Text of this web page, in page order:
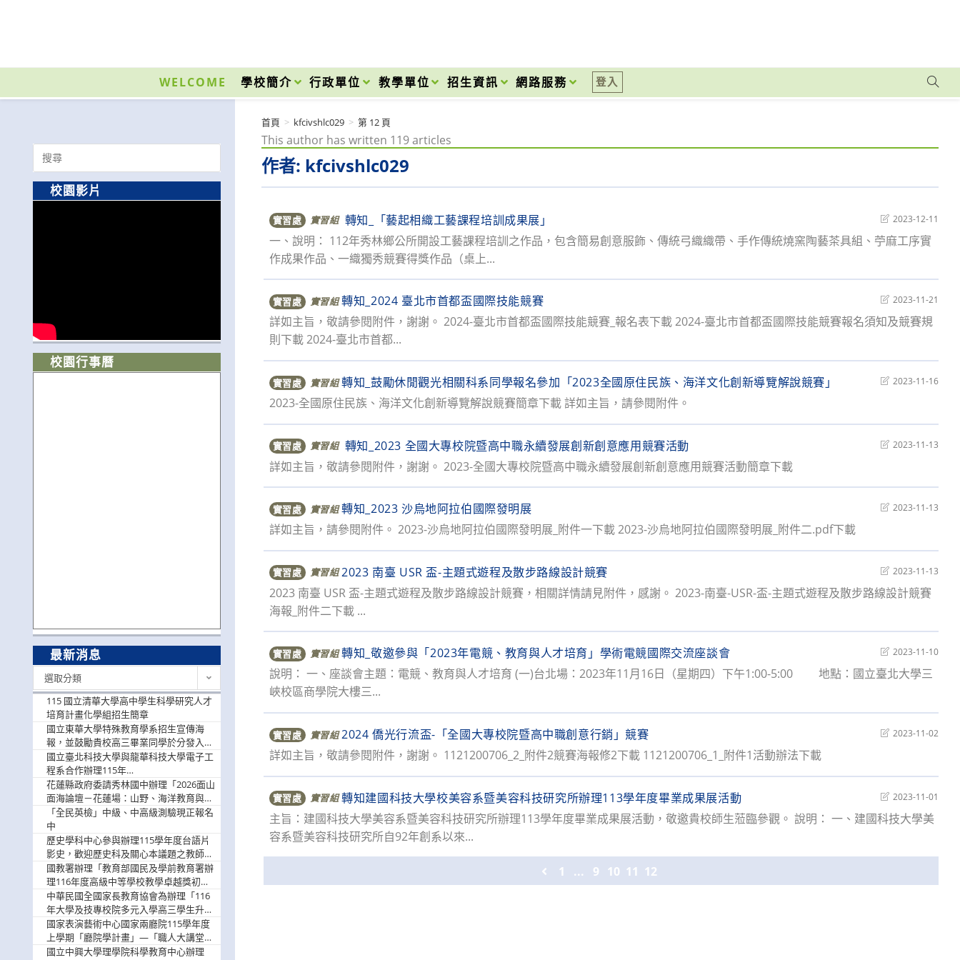
內
WELCOME 學校簡介 行政單位 教學單位 招生資訊 網路服務 登入
作者: kfcivshlc029
This author has written 119 articles
首頁 > kfcivshlc029 > 第 12 頁
實習處 實習組 轉知_「藝起相織工藝課程培訓成果展」
Post
last
2023-12-11
一、說明： 112年秀林鄉公所開設工藝課程培訓之作品，包含簡易創意服飾、傳統弓織織帶、手作傳統燒窯陶藝茶具組、苧麻工序實
作成果作品、一織獨秀競賽得獎作品（桌上...
實習處 實習組 轉知_2024 臺北市首都盃國際技能競賽
Post
last
2023-11-21
詳如主旨，敬請參閱附件，謝謝。 2024-臺北市首都盃國際技能競賽_報名表下載 2024-臺北市首都盃國際技能競賽報名須知及競賽規
則下載 2024-臺北市首都...
實習處 實習組 轉知_鼓勵休閒觀光相關科系同學報名參加「2023全國原住民族、海洋文化創新導覽解說競賽」
Post2023-11-16
2023-全國原住民族、海洋文化創新導覽解說競賽簡章下載 詳如主旨，請參閱附件。
實習處 實習組 轉知_2023 全國大專校院暨高中職永續發展創新創意應用競賽活動
Post2023-11-13
詳如主旨，敬請參閱附件，謝謝。 2023-全國大專校院暨高中職永續發展創新創意應用競賽活動簡章下載
實習處 實習組 轉知_2023 沙烏地阿拉伯國際發明展
Post2023-11-13
詳如主旨，請參閱附件。 2023-沙烏地阿拉伯國際發明展_附件一下載 2023-沙烏地阿拉伯國際發明展_附件二.pdf下載
實習處 實習組 2023 南臺 USR 盃-主題式遊程及散步路線設計競賽
Post
last
2023-11-13
2023 南臺 USR 盃-主題式遊程及散步路線設計競賽，相關詳情請見附件，感謝。 2023-南臺-USR-盃-主題式遊程及散步路線設計競賽
海報_附件二下載 ...
實習處 實習組 轉知_敬邀參與「2023年電競、教育與人才培育」學術電競國際交流座談會
Post
last
2023-11-10
說明： 一、座談會主題：電競、教育與人才培育 (一)台北場：2023年11月16日（星期四）下午1:00-5:00 地點：國立臺北大學三
峽校區商學院大樓三...
實習處 實習組 2024 僑光行流盃-「全國大專校院暨高中職創意行銷」競賽
Post2023-11-02
詳如主旨，敬請參閱附件，謝謝。 1121200706_2_附件2競賽海報修2下載 1121200706_1_附件1活動辦法下載
實習處 實習組 轉知建國科技大學校美容系暨美容科技研究所辦理113學年度畢業成果展活動
Post
last
2023-11-01
主旨：建國科技大學美容系暨美容科技研究所辦理113學年度畢業成果展活動，敬邀貴校師生蒞臨參觀。 說明： 一、建國科技大學美
容系暨美容科技研究所自92年創系以來...
Go to the previous page
1 ... 9 10 11 12
Search
for:
校園影片
校園行事曆
最新消息
選取分類
115 國立清華大學高中學生科學研究人才
培育計畫化學組招生簡章
國立東華大學特殊教育學系招生宣傳海
報，並鼓勵貴校高三畢業同學於分發入學
階段踴躍選填。
國立臺北科技大學與龍華科技大學電子工
程系合作辦理115年
「115.08.10~08.12「AI賦能應用於智慧半
導體研習營」，歡迎學生踴躍報名參加
花蓮縣政府委請秀林國中辦理「2026面山
面海論壇－花蓮場：山野、海洋教育與戶
外安全實務課程」，歡迎踴躍報名參加
「全民英檢」中級、中高級測驗現正報名
中
歷史學科中心參與辦理115學年度台語片
影史，歡迎歷史科及關心本議題之教師踴
躍報名參加
國教署辦理「教育部國民及學前教育署辦
理116年度高級中等學校教學卓越獎初選
實施計畫」，鼓勵教師踴躍報名
中華民國全國家長教育協會為辦理「116
年大學及技專校院多元入學高三學生升學
輔導家長說明會」
國家表演藝術中心國家兩廳院115學年度
上學期「廳院學計畫」—「職人大講堂」
及「一日體驗課程」，鼓勵踴躍報名參
國立中興大學理學院科學教育中心辦理